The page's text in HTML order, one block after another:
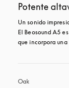
Potente
Un sonido
El Beosound A5
que incorpora
Oak